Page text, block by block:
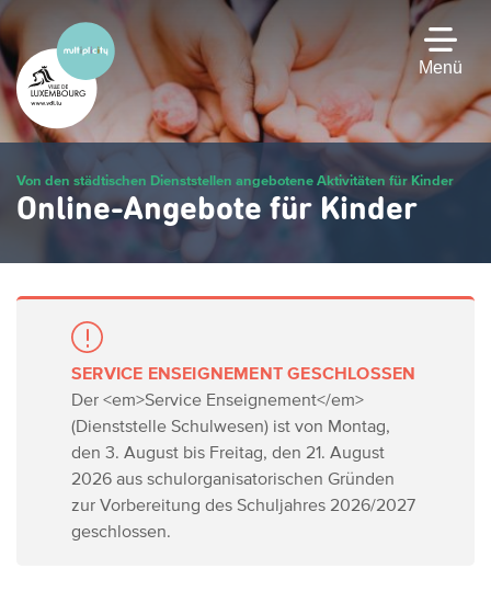
Zum
Hauptinhalt
gehen
Menü
Von den städtischen Dienststellen angebotene Aktivitäten für Kinder
Online-Angebote für Kinder
SERVICE ENSEIGNEMENT GESCHLOSSEN
Der <em>Service Enseignement</em>
(Dienststelle Schulwesen) ist von Montag,
den 3. August bis Freitag, den 21. August
2026 aus schulorganisatorischen Gründen
zur Vorbereitung des Schuljahres 2026/2027
geschlossen.